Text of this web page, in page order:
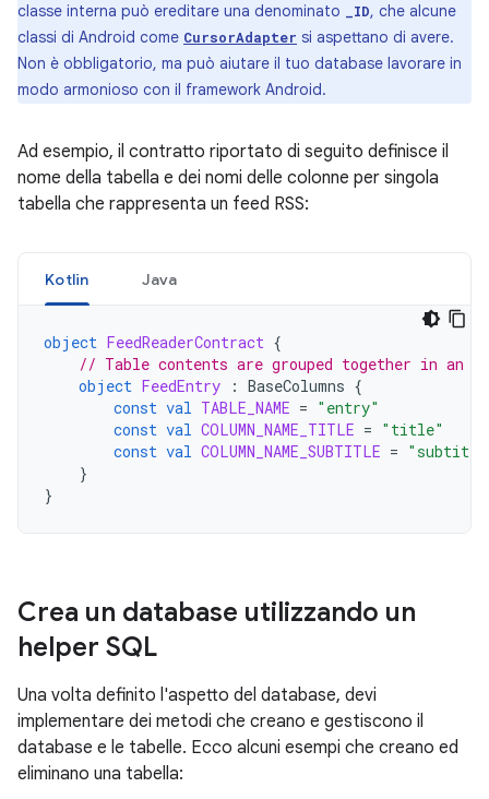
classe interna può ereditare una denominato
_ID, che alcune
classi di Android come CursorAdapter si aspettano di avere.
Non è obbligatorio, ma può aiutare il tuo database lavorare in
modo armonioso con il framework Android.
Ad esempio, il contratto riportato di seguito definisce il
nome della tabella e dei nomi delle colonne per singola
tabella che rappresenta un feed RSS:
Kotlin Java
object FeedReaderContract {
// Table contents are grouped together in an
object FeedEntry : BaseColumns {
const val TABLE_NAME = "entry"
const val COLUMN_NAME_TITLE = "title"
const val COLUMN_NAME_SUBTITLE =
}
}
Crea un database utilizzando un
helper SQL
Una volta definito l'aspetto del database, devi
implementare dei metodi che creano e gestiscono il
database e le tabelle. Ecco alcuni esempi che creano ed
eliminano una tabella: